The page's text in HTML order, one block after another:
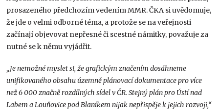
prosazeného předchozím vedením MMR. ČKA si uvědomuje,
že jde o velmi odborné téma, a protože se na veřejnosti
začínají objevovat nepřesné či scestné námitky, považuje za
nutné se k němu vyjádřit.
„Je nemožné myslet si, že grafickým značením dosáhneme
unifikovaného obsahu územně plánovací dokumentace pro více
než 6 000 značně rozdílných sídel v ČR. Stejný plán pro Ústí nad
Labem a Louňovice pod Blaníkem nijak nepřispěje k jejich rozvoji,“